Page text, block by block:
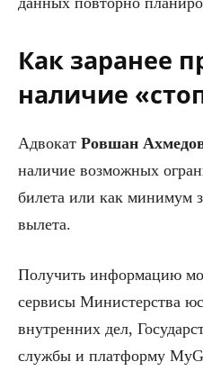
Как заранее
наличие
Адвокат Ровшан
наличие возможных
билета или как минимум
вылета.
Получить информацию
сервисы Министерства
внутренних дел,
службы и платформу